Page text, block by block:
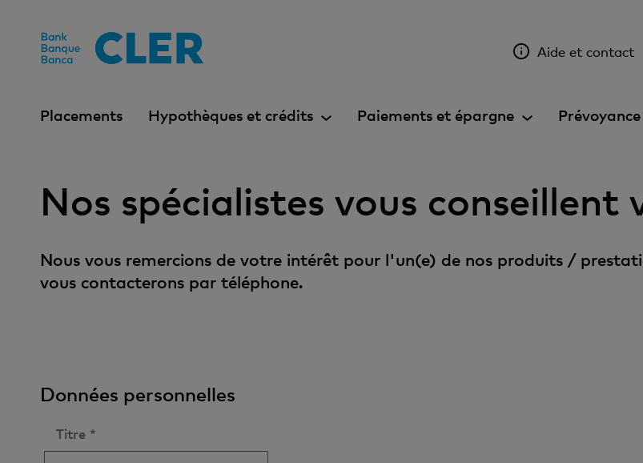
Aide et contact
Placements Hypothèques et crédits Paiements et épargne
Nos spécialistes vous conseillent
Nous vous remercions de votre intérêt pour l'un(e) de nos produits /
vous contacterons par téléphone.
Données personnelles
Titre *